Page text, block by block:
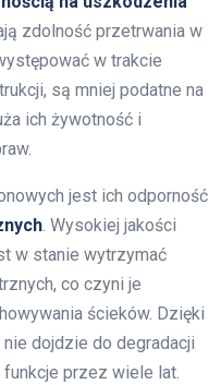
zdolność przetrwania w
w trakcie
są mniej podatne na
ich żywotność i
jest ich odporność
. Wysokiej jakości
w stanie wytrzymać
co czyni je
ścieków. Dzięki
dojdzie do degradacji
funkcje przez wiele lat.